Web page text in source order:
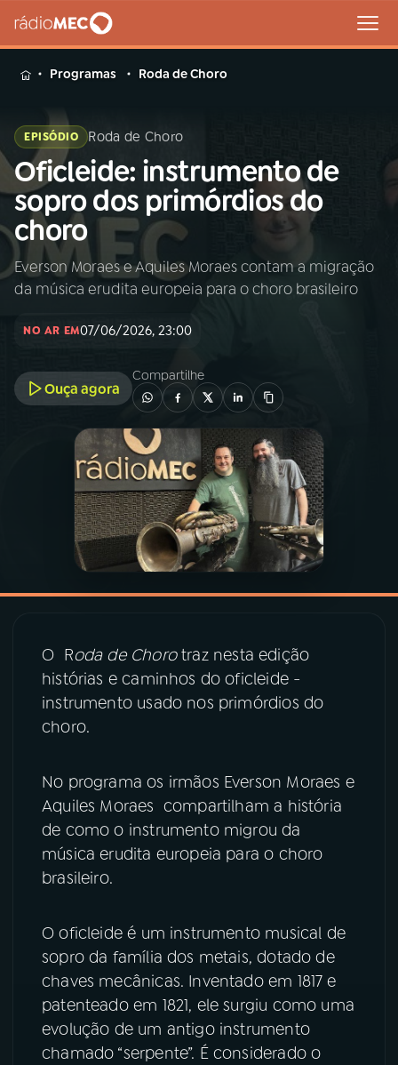
MENU
Buscar
na
Rádio
MEC
Buscar
Início AO VIVO
INÍCIO
A RÁDIO
PROGRAMAÇÃO
PROGRAMAS
PODCASTS
07ÚLTIMAS
08PRÊMIO RÁDIO MEC
YouTube Facebook
Instagram
TikTok
Programas Roda de Choro
EPISÓDIO Roda de Choro
Oficleide: instrumento de
sopro dos primórdios do
choro
Everson Moraes e Aquiles Moraes contam a migração
da música erudita europeia para o choro brasileiro
NO AR EM07/06/2026, 23:00
Ouça agora
Compartilhe
O Roda de Chorotraz nesta edição
histórias e caminhos do oficleide -
instrumento usado nos primórdios do
choro.
No programa os irmãos Everson Moraes e
Aquiles Moraes compartilham a história
de como o instrumento migrou da
música erudita europeia para o choro
brasileiro.
O oficleide é um instrumento musical de
sopro da família dos metais, dotado de
chaves mecânicas. Inventado em 1817 e
patenteado em 1821, ele surgiu como uma
evolução de um antigo instrumento
chamado “serpente”. É considerado o